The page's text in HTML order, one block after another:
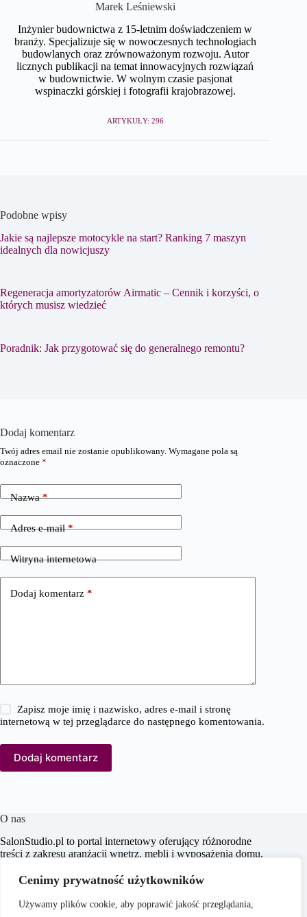
Cenimy prywatność użytkowników
Używamy plików cookie, aby poprawić jakość przeglądania,
Marek Leśniewski
Inżynier budownictwa z 15-letnim doświadczeniem w
branży. Specjalizuje się w nowoczesnych technologiach
budowlanych oraz zrównoważonym rozwoju. Autor
licznych publikacji na temat innowacyjnych rozwiązań
w budownictwie. W wolnym czasie pasjonat
wspinaczki górskiej i fotografii krajobrazowej.
ARTYKUŁY: 296
Podobne wpisy
Jakie są najlepsze motocykle na start? Ranking 7 maszyn
idealnych dla nowicjuszy
Regeneracja amortyzatorów Airmatic – Cennik i korzyści, o
których musisz wiedzieć
Poradnik: Jak przygotować się do generalnego remontu?
Dodaj komentarz
Twój adres email nie zostanie opublikowany. Wymagane pola są
oznaczone *
Nazwa*
Adres e-mail*
Witryna internetowa
Dodaj komentarz *
Zapisz moje imię i nazwisko, adres e-mail i stronę
internetową w tej przeglądarce do następnego komentowania.
Dodaj komentarz
O nas
SalonStudio.pl to portal internetowy oferujący różnorodne
treści z zakresu aranżacji wnętrz, mebli i wyposażenia domu,
celem jest dostarczanie aktualnych informacji, praktycznych
porad oraz inspiracji, które wspierają czytelników w
tworzeniu funkcjonalnych i estetycznych przestrzeni